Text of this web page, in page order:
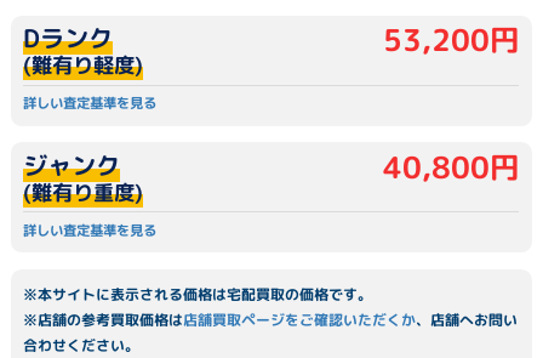
詳しい査定基準を見る
Dランク
(難有り軽度)
53,200円
詳しい査定基準を見る
ジャンク
(難有り重度)
40,800円
※本サイトに表示される価格は宅配買取の価格です。
※店舗の参考買取価格は店舗買取ページをご確認いただくか、店舗へお問い
合わせください。